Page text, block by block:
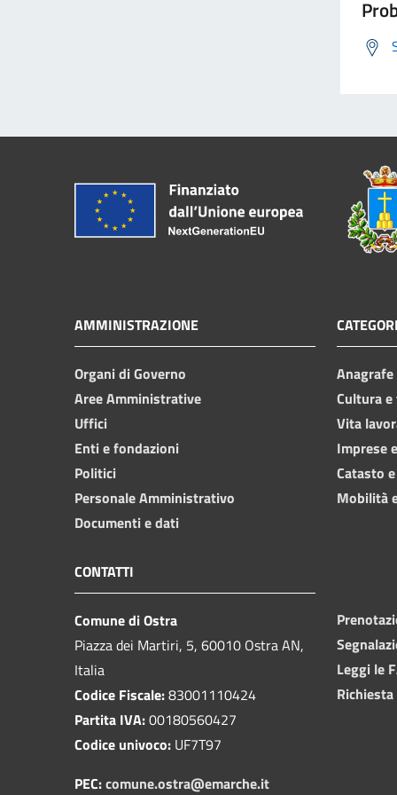
AMMINISTRAZIONE
Organi di Governo
Aree Amministrative
Uffici
Enti e fondazioni
Politici
Personale Amministrativo
Documenti e dati
Cultura
Vita
Imprese
Catasto
Mobilità
CONTATTI
Comune di Ostra
Piazza dei Martiri, 5, 60010 Ostra AN,
Italia
Codice Fiscale:83001110424
Partita IVA:00180560427
Codice univoco: UF7T97
PEC:comune.ostra@emarche.it
Leggi le